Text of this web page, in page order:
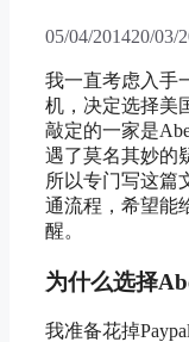
05/04/201420/03/
我一直考虑入手
机，决定选择美
敲定的一家是
遇了莫名其妙的
所以专门写这篇
通流程，希望能
醒。
为什么选择
我准备花掉